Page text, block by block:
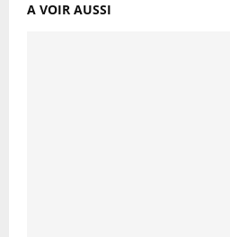
A VOIR AUSSI